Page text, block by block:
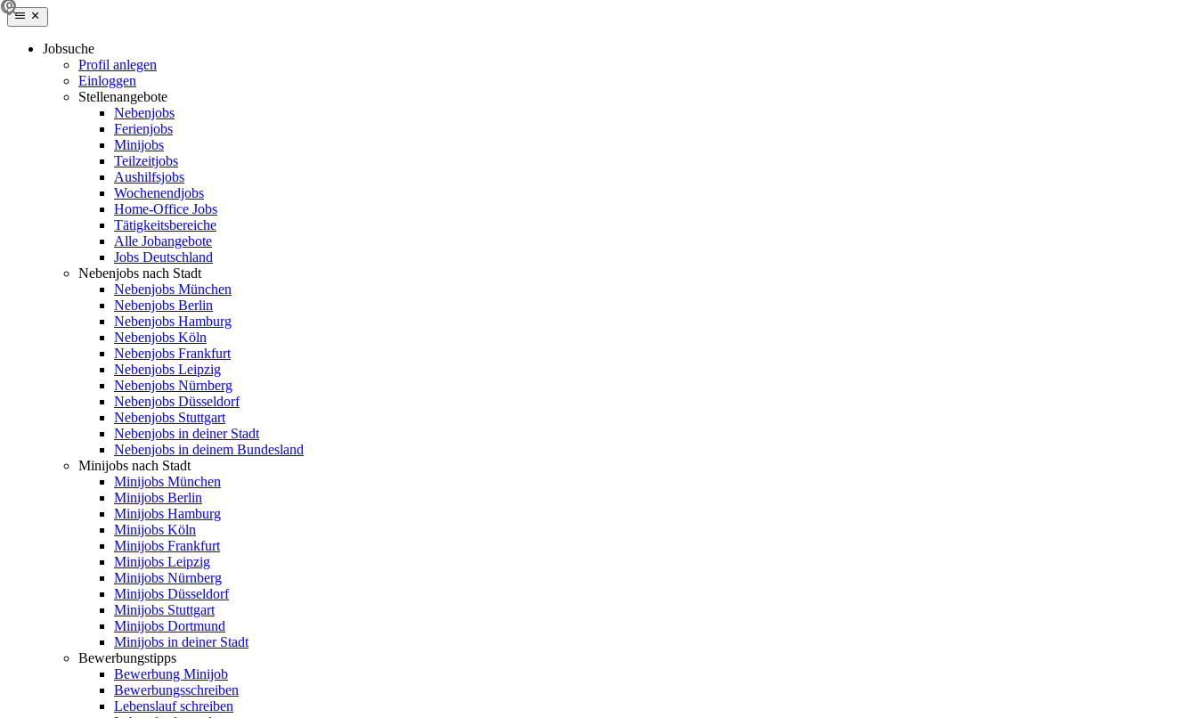
Jobsuche
Profil anlegen
Einloggen
Stellenangebote
Nebenjobs
Ferienjobs
Minijobs
Teilzeitjobs
Aushilfsjobs
Wochenendjobs
Home-Office Jobs
Tätigkeitsbereiche
Alle Jobangebote
Jobs Deutschland
Nebenjobs nach Stadt
Nebenjobs München
Nebenjobs Berlin
Nebenjobs Hamburg
Nebenjobs Köln
Nebenjobs Frankfurt
Nebenjobs Leipzig
Nebenjobs Nürnberg
Nebenjobs Düsseldorf
Nebenjobs Stuttgart
Nebenjobs in deiner Stadt
Nebenjobs in deinem Bundesland
Minijobs nach Stadt
Minijobs München
Minijobs Berlin
Minijobs Hamburg
Minijobs Köln
Minijobs Frankfurt
Minijobs Leipzig
Minijobs Nürnberg
Minijobs Düsseldorf
Minijobs Stuttgart
Minijobs Dortmund
Minijobs in deiner Stadt
Bewerbungstipps
Bewerbung Minijob
Bewerbungsschreiben
Lebenslauf schreiben